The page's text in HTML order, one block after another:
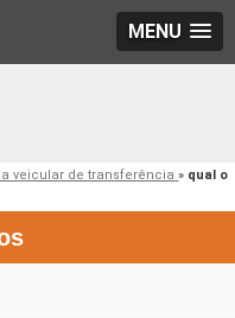
MENU
veicular de transferência» qual o